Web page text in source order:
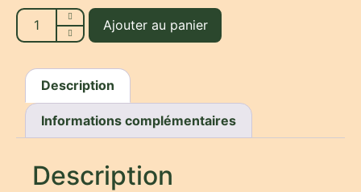
Ajouter au panier
Description
Informations complémentaires
Description